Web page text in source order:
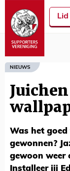
NIEUWS
Was het goed
gewonnen?
gewoon weer
Installeer jij